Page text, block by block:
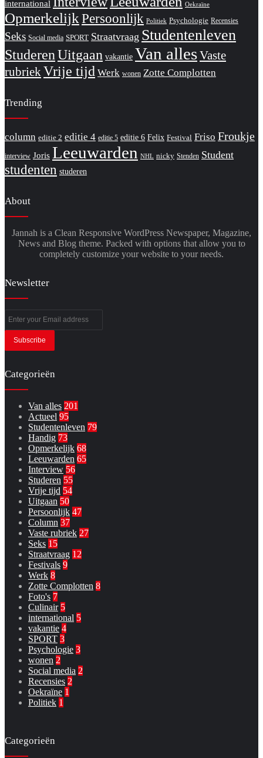
international Oekraïne
OpmerkelijkPersoonlijk Politiek Psychologie Recensies
Seks Social media SPORT Straatvraag Studentenleven
StuderenUitgaan vakantie Van allesVaste
rubriekVrije tijd Werk wonen Zotte Complotten
Trending
column editie 2 editie 4 editie 5 editie 6 Felix Festival Friso Froukje
interview Joris Leeuwarden NHL nicky Stenden Student
studenten studeren
About
Jannah is a Clean Responsive WordPress Newspaper, Magazine,
News and Blog theme. Packed with options that allow you to
completely customize your website to your needs.
Newsletter
your
Email
address
Categorieën
Van alles 201
Actueel 95
Studentenleven 79
Handig 73
Opmerkelijk 68
Leeuwarden 65
Interview 56
Studeren 55
Vrije tijd 54
Uitgaan 50
Persoonlijk 47
Column 37
Vaste rubriek 27
Seks 15
Straatvraag 12
Festivals 9
Werk 8
Zotte Complotten 8
Foto's 7
Culinair 5
international 5
vakantie 4
SPORT 3
Psychologie 3
wonen 2
Social media 2
Recensies 2
Oekraïne 1
Politiek 1
Categorieën